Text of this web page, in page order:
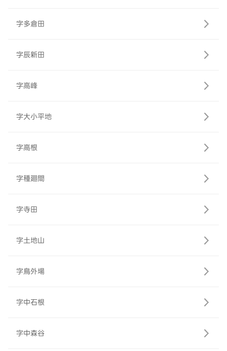
字多倉田
字辰新田
字高峰
字大小平地
字高根
字種廻間
字寺田
字土地山
字鳥外場
字中石根
字中森谷